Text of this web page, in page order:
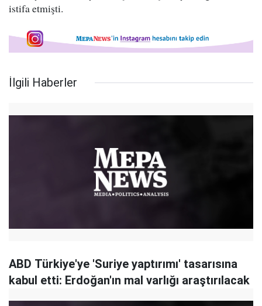
istifa etmişti.
İlgili Haberler
ABD Türkiye'ye 'Suriye yaptırımı' tasarısına
kabul etti: Erdoğan'ın mal varlığı araştırılacak